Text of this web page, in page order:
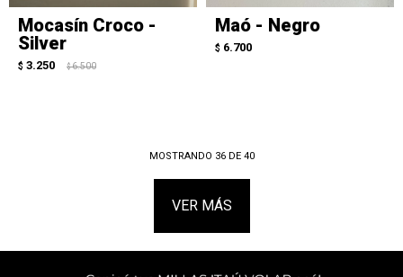
Mocasín Croco -
Silver
$ 3.250 $ 6.500
Maó - Negro
$ 6.700
MOSTRANDO 36DE 40
VER MÁS